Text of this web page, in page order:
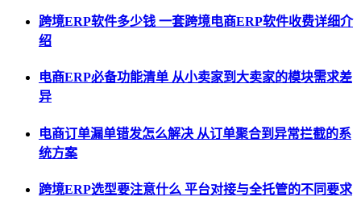
跨境ERP软件多少钱 一套跨境电商ERP软件收费详细介
绍
电商ERP必备功能清单 从小卖家到大卖家的模块需求差
异
电商订单漏单错发怎么解决 从订单聚合到异常拦截的系
统方案
跨境ERP选型要注意什么 平台对接与全托管的不同要求